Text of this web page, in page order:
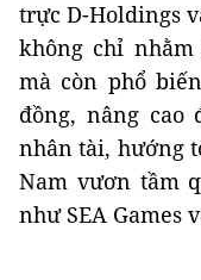
trực D-Holdings
không chỉ
mà còn phổ
đồng, nâng cao
nhân tài, hướng
Nam vươn tầm
như SEA Games